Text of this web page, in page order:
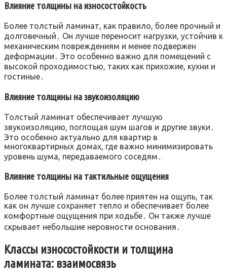
Влияние толщины на износостойкость
Более толстый ламинат, как правило, более прочный и
долговечный․ Он лучше переносит нагрузки, устойчив к
механическим повреждениям и менее подвержен
деформации․ Это особенно важно для помещений с
высокой проходимостью, таких как прихожие, кухни и
гостиные․
Влияние толщины на звукоизоляцию
Толстый ламинат обеспечивает лучшую
звукоизоляцию, поглощая шум шагов и другие звуки․
Это особенно актуально для квартир в
многоквартирных домах, где важно минимизировать
уровень шума, передаваемого соседям․
Влияние толщины на тактильные ощущения
Более толстый ламинат более приятен на ощупь, так
как он лучше сохраняет тепло и обеспечивает более
комфортные ощущения при ходьбе․ Он также лучше
скрывает небольшие неровности основания․
Классы износостойкости и толщина
ламината: взаимосвязь